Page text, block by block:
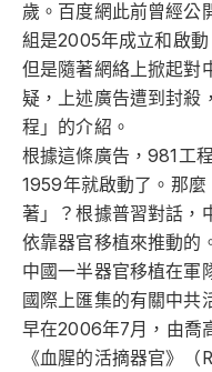
歲。百度網此前曾經公
組是2005年成立和啟動
但是隨著網絡上掀起對
疑，上述廣告遭到封殺
程」的介紹。
根據這條廣告，981工
1959年就啟動了。那
著」？根據普習對話，
依靠器官移植來推動的
中國一半器官移植在軍
國際上匯集的有關中共
早在2006年7月，由喬
《血腥的活摘器官》